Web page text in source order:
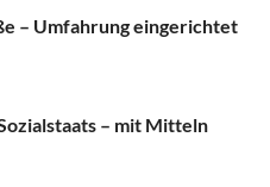
­– Umfahrung eingerichtet
– mit Mitteln